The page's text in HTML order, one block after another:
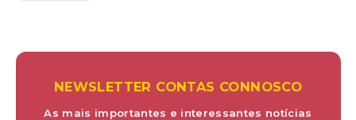
NEWSLETTER CONTAS CONNOSCO
As mais importantes e interessantes notícias